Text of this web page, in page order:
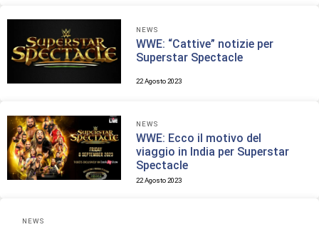
NEWS
WWE: “Cattive” notizie per
Superstar Spectacle
22 Agosto 2023
NEWS
WWE: Ecco il motivo del
viaggio in India per Superstar
Spectacle
22 Agosto 2023
NEWS